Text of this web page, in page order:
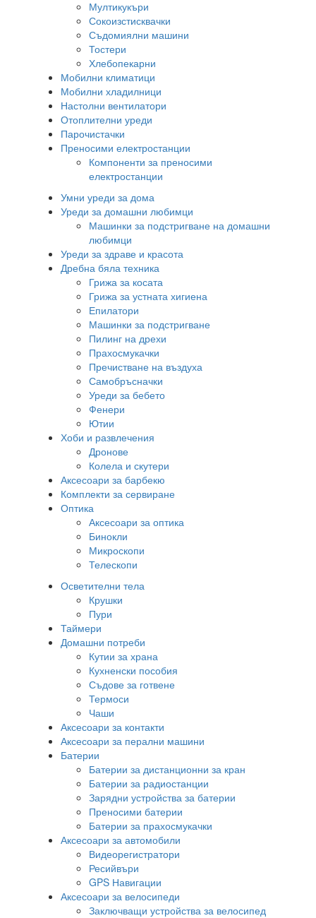
Мултикукъри
Сокоизстисквачки
Съдомиялни машини
Тостери
Хлебопекарни
Мобилни климатици
Мобилни хладилници
Настолни вентилатори
Отоплителни уреди
Парочистачки
Преносими електростанции
Компоненти за преносими
електростанции
Умни уреди за дома
Уреди за домашни любимци
Машинки за подстригване на домашни
любимци
Уреди за здраве и красота
Дребна бяла техника
Грижа за косата
Грижа за устната хигиена
Епилатори
Машинки за подстригване
Пилинг на дрехи
Прахосмукачки
Пречистване на въздуха
Самобръсначки
Уреди за бебето
Фенери
Ютии
Хоби и развлечения
Дронове
Колела и скутери
Аксесоари за барбекю
Комплекти за сервиране
Оптика
Аксесоари за оптика
Бинокли
Микроскопи
Телескопи
Осветителни тела
Крушки
Пури
Таймери
Домашни потреби
Кутии за храна
Кухненски пособия
Съдове за готвене
Термоси
Чаши
Аксесоари за контакти
Аксесоари за перални машини
Батерии
Батерии за дистанционни за кран
Батерии за радиостанции
Зарядни устройства за батерии
Преносими батерии
Батерии за прахосмукачки
Аксесоари за автомобили
Видеорегистратори
Ресийвъри
GPS Навигации
Аксесоари за велосипеди
Заключващи устройства за велосипед